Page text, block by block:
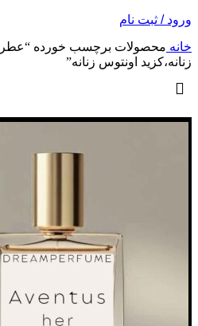
ورود / ثبت نام
خانه محصولات برچسب خورده “عطر
زنانه،کزید اونتوس زنانه”